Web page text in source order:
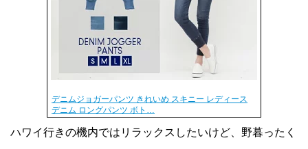
デニムジョガーパンツ きれいめ スキニー レディース
デニム ロングパンツ ボト…
ハワイ行きの機内ではリラックスしたいけど、野暮ったく